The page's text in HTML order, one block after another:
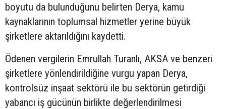
boyutu da bulunduğunu belirten Derya, kamu
kaynaklarının toplumsal hizmetler yerine büyük
şirketlere aktarıldığını kaydetti.
Ödenen vergilerin Emrullah Turanlı, AKSA ve benzeri
şirketlere yönlendirildiğine vurgu yapan Derya,
kontrolsüz inşaat sektörü ile bu sektörün getirdiği
yabancı iş gücünün birlikte değerlendirilmesi